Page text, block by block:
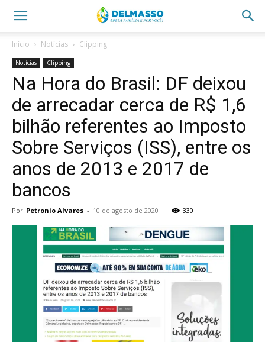
Início Notícias Clipping
Notícias Clipping
Na Hora do Brasil: DF deixou
de arrecadar cerca de R$ 1,6
bilhão referentes ao Imposto
Sobre Serviços (ISS), entre os
anos de 2013 e 2017 de
bancos
Por Petronio Alvares - 10 de agosto de 2020 330